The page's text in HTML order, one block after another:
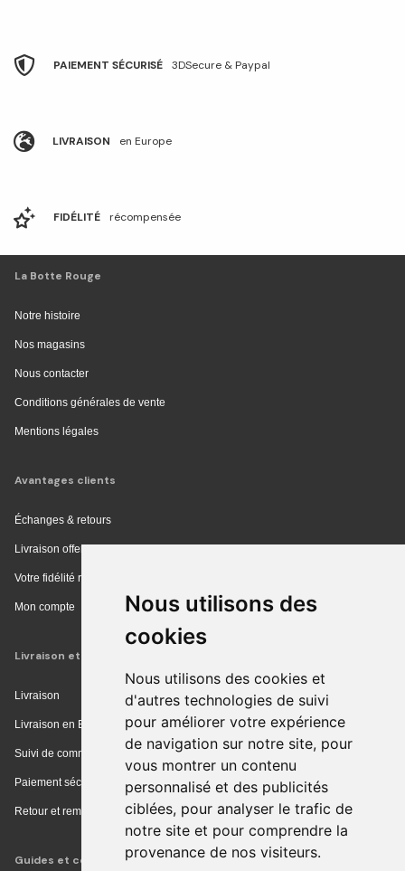
Nous utilisons des
cookies
Nous utilisons des cookies et
d'autres technologies de suivi
pour améliorer votre expérience
de navigation sur notre site, pour
vous montrer un contenu
personnalisé et des publicités
ciblées, pour analyser le trafic de
notre site et pour comprendre la
provenance de nos visiteurs.
PAIEMENT SÉCURISÉ 3DSecure & Paypal
LIVRAISON en Europe
FIDÉLITÉ récompensée
La Botte Rouge
Notre histoire
Nos magasins
Nous contacter
Conditions générales de vente
Mentions légales
Avantages clients
Échanges & retours
Livraison offerte en magasin
Votre fidélité récompensée
Mon compte
Livraison et achat
Livraison
Livraison en Europe
Suivi de commande
Paiement sécurisé
Retour et remboursement
Guides et conseils